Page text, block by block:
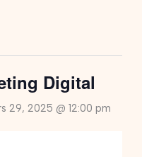
Digital
29, 2025 @ 12:00 pm